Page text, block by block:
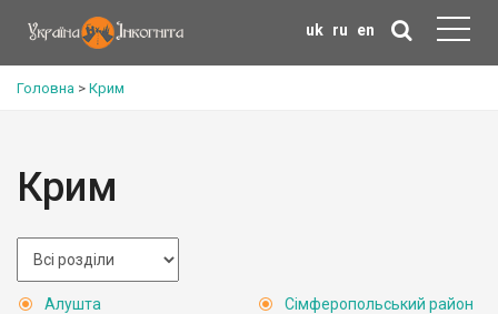
uk ru en
Головна > Крим
Крим
Алушта
Сімферопольський район